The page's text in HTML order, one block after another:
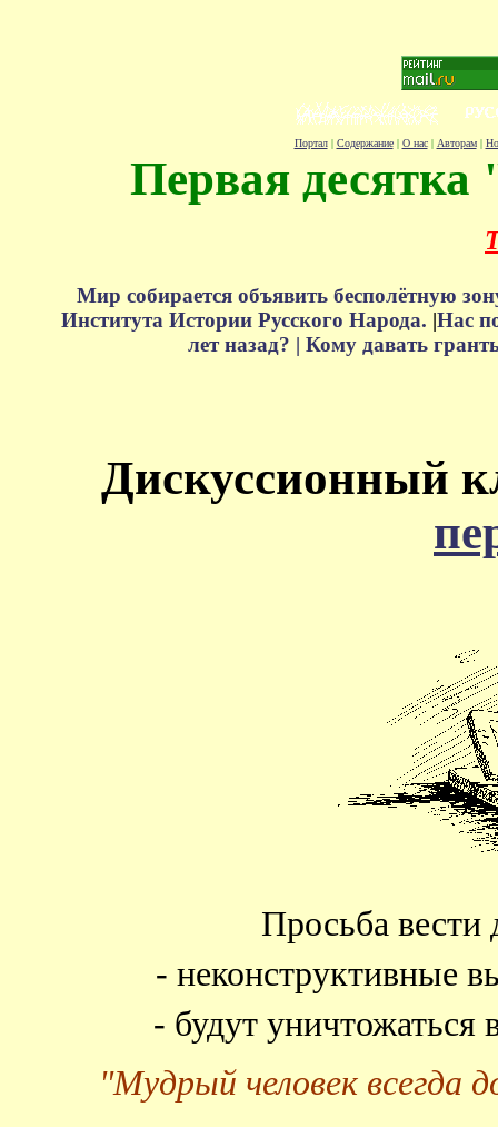
Портал| Содержание| О нас| Авторам|
Первая десятка
Мир собирается объявить бесполётную
Института Истории Русского Народа. |Нас
лет назад? | Кому давать
Дискуссионный
Просьба вести
- неконструктивные
- будут
"Мудрый человек всегда